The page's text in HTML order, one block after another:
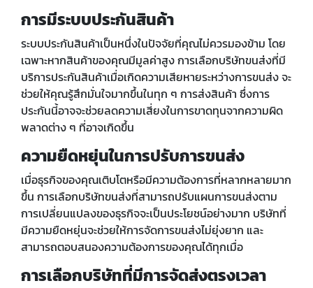
การมีระบบประกันสินค้า
ระบบประกันสินค้าเป็นหนึ่งในปัจจัยที่คุณไม่ควรมองข้าม โดย
เฉพาะหากสินค้าของคุณมีมูลค่าสูง การเลือกบริษัทขนส่งที่มี
บริการประกันสินค้าเมื่อเกิดความเสียหายระหว่างการขนส่ง จะ
ช่วยให้คุณรู้สึกมั่นใจมากขึ้นในทุก ๆ การส่งสินค้า ซึ่งการ
ประกันนี้อาจจะช่วยลดความเสี่ยงในการขาดทุนจากความผิด
พลาดต่าง ๆ ที่อาจเกิดขึ้น
ความยืดหยุ่นในการปรับการขนส่ง
เมื่อธุรกิจของคุณเติบโตหรือมีความต้องการที่หลากหลายมาก
ขึ้น การเลือกบริษัทขนส่งที่สามารถปรับแผนการขนส่งตาม
การเปลี่ยนแปลงของธุรกิจจะเป็นประโยชน์อย่างมาก บริษัทที่
มีความยืดหยุ่นจะช่วยให้การจัดการขนส่งไม่ยุ่งยาก และ
สามารถตอบสนองความต้องการของคุณได้ทุกเมื่อ
การเลือกบริษัทที่มีการจัดส่งตรงเวลา